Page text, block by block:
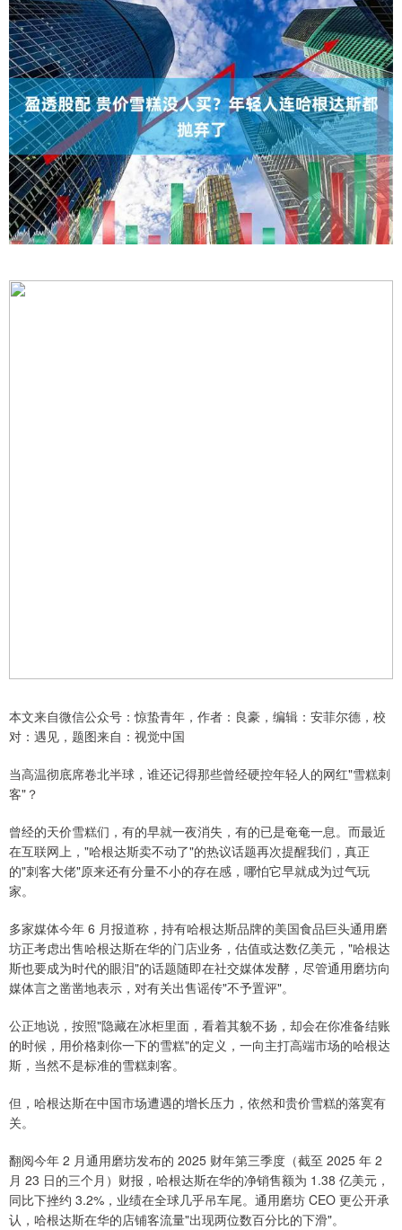
本文来自微信公众号：惊蛰青年，作者：良豪，编辑：安菲尔德，校
对：遇见，题图来自：视觉中国
当高温彻底席卷北半球，谁还记得那些曾经硬控年轻人的网红"雪糕刺
客"？
曾经的天价雪糕们，有的早就一夜消失，有的已是奄奄一息。而最近
在互联网上，"哈根达斯卖不动了"的热议话题再次提醒我们，真正
的"刺客大佬"原来还有分量不小的存在感，哪怕它早就成为过气玩
家。
多家媒体今年 6 月报道称，持有哈根达斯品牌的美国食品巨头通用磨
坊正考虑出售哈根达斯在华的门店业务，估值或达数亿美元，"哈根达
斯也要成为时代的眼泪"的话题随即在社交媒体发酵，尽管通用磨坊向
媒体言之凿凿地表示，对有关出售谣传"不予置评"。
公正地说，按照"隐藏在冰柜里面，看着其貌不扬，却会在你准备结账
的时候，用价格刺你一下的雪糕"的定义，一向主打高端市场的哈根达
斯，当然不是标准的雪糕刺客。
但，哈根达斯在中国市场遭遇的增长压力，依然和贵价雪糕的落寞有
关。
翻阅今年 2 月通用磨坊发布的 2025 财年第三季度（截至 2025 年 2
月 23 日的三个月）财报，哈根达斯在华的净销售额为 1.38 亿美元，
同比下挫约 3.2%，业绩在全球几乎吊车尾。通用磨坊 CEO 更公开承
认，哈根达斯在华的店铺客流量"出现两位数百分比的下滑"。